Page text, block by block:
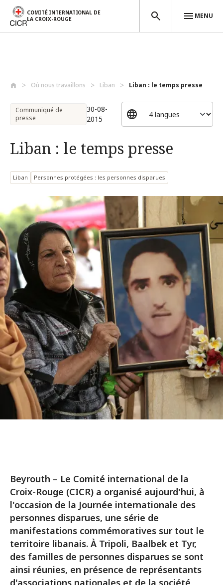
COMITÉ INTERNATIONAL DE
LA CROIX-ROUGE
MENU
Où nous travaillons Liban Liban : le temps presse
Communiqué de
presse
30-08-
2015
Liban : le temps presse
Liban Personnes protégées : les personnes disparues
Beyrouth – Le Comité international de la
Croix-Rouge (CICR) a organisé aujourd'hui, à
l'occasion de la Journée internationale des
personnes disparues, une série de
manifestations commémoratives sur tout le
territoire libanais. À Tripoli, Baalbek et Tyr,
des familles de personnes disparues se sont
ainsi réunies, en présence de représentants
d'associations nationales et de la société